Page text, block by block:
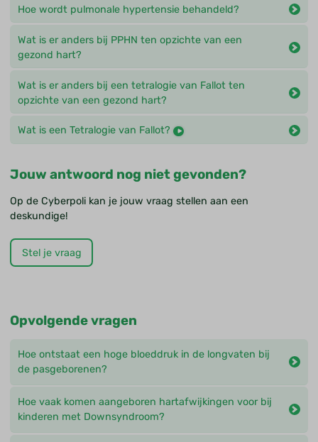
Hoe wordt pulmonale hypertensie behandeld?
Wat is er anders bij PPHN ten opzichte van een
gezond hart?
Wat is er anders bij een tetralogie van Fallot ten
opzichte van een gezond hart?
Wat is een Tetralogie van Fallot?
Jouw antwoord nog niet gevonden?
Op de Cyberpoli kan je jouw vraag stellen aan een
deskundige!
Stel je vraag
Opvolgende vragen
Hoe ontstaat een hoge bloeddruk in de longvaten bij
de pasgeborenen?
Hoe vaak komen aangeboren hartafwijkingen voor bij
kinderen met Downsyndroom?